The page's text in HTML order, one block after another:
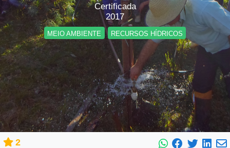
Certificada
2017
MEIO AMBIENTE RECURSOS HÍDRICOS
2